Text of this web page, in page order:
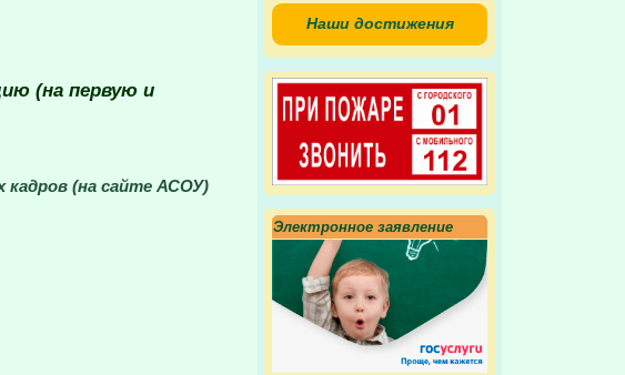
(на первую и
кадров (на сайте АСОУ)
Наши достижения
Электронное заявление